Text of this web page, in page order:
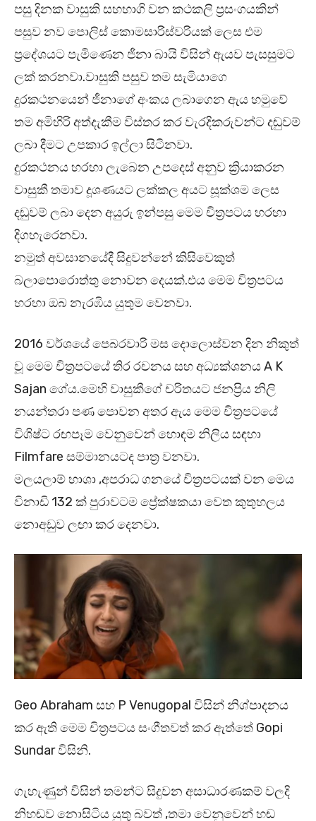
පසු දිනක වාසුකි සහභාගි වන කථකලි ප්‍රසංගයකින්
පසුව නව පොලිස් කොමසාරිස්වරියක් ලෙස එම
ප්‍රදේශයට පැමිණෙන ජීනා බායි විසින් ඇයව පැසසුමට
ලක් කරනවා.වාසුකි පසුව තම සැමියාගෙ
දුරකථනයෙන් ජීනාගේ අංකය ලබාගෙන ඇය හමුවේ
තම අමිහිරි අත්දැකීම විස්තර කර වැරදිකරුවන්ට දඬුවම්
ලබා දීමට උපකාර ඉල්ලා සිටිනවා.
දුරකථනය හරහා ලැබෙන උපදෙස් අනුව ක්‍රියාකරන
වාසුකී තමාව දූශණයට ලක්කල අයට සූක්ශම ලෙස
දඬුවම් ලබා දෙන අයුරු ඉන්පසු මෙම චිත්‍රපටය හරහා
දිගහැරෙනවා.
නමුත් අවසානයේදී සිදුවන්නේ කිසිවෙකුත්
බලාපොරොත්තු නොවන දෙයක්.එය මෙම චිත්‍රපටය
හරහා ඔබ නැරඹිය යුතුම වෙනවා.
2016 වර්ශයේ පෙබරවාරි මස දොලොස්වන දින නිකුත්
වූ මෙම චිත්‍රපටයේ තිර රචනය සහ අධ්‍යක්ශනය A K
Sajan ගේය.මෙහි වාසුකීගේ චරිතයට ජනප්‍රිය නිලි
නයන්තරා පණ පොවන අතර ඇය මෙම චිත්‍රපටයේ
විශිෂ්ට රඟපෑම වෙනුවෙන් හොඳම නිලිය සඳහා
Filmfare සම්මානයටද පාත්‍ර වනවා.
මලයලාම් භාශා ,අපරාධ ගනයේ චිත්‍රපටයක් වන මෙය
විනාඩි 132 ක් පුරාවටම ප්‍රේක්ෂකයා වෙත කුතුහලය
නොඅඩුව ලඟා කර දෙනවා.
Geo Abraham සහ P Venugopal විසින් නිශ්පාදනය
කර ඇති මෙම චිත්‍රපටය සංගීතවත් කර ඇත්තේ Gopi
Sundar විසිනි.
ගැහැණුන් විසින් තමන්ට සිදුවන අසාධාරණකම් වලදි
නිහඬව නොසිටිය යුතු බවත් ,තමා වෙනුවෙන් හඬ